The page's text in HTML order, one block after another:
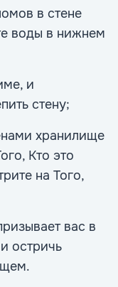
в стене
воды в нижнем
и
стену;
хранилище
Кто это
на Того,
вас в
остричь